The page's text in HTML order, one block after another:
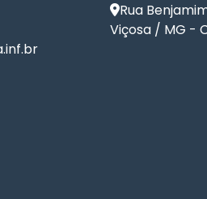
Nutrição de
de Ração para Bovinos
Rua
Viçosa / MG -